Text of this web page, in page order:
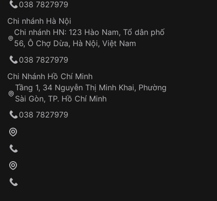
Hotline: 0585 215 215
Từ khóa SEO:
Khách hàng kiểm tra và thanh toán trực tiếp
thống VNLUX
Đảm bảo quyền lợi khách hàng
Đồng hành cùng khách hàng trong suốt quá
trình sử dụng
038 7827979
Chi nhánh Hà Nội
Chi nhánh HN: 123 Hào Nam, Tổ dân phố
56, Ô Chợ Dừa, Hà Nội, Việt Nam
038 7827979
Chi Nhánh Hồ Chí Minh
Tầng 1, 34 Nguyễn Thị Minh Khai, Phường
Sài Gòn, TP. Hồ Chí Minh
038 7827979